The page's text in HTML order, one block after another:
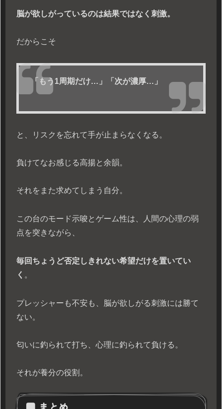
脳が欲しがっているのは結果ではなく刺激。
だからこそ
「もう1周期だけ…」「次が濃厚…」
と、リスクを忘れて手が止まらなくなる。
負けてなお感じる高揚と余韻。
それをまた求めてしまう自分。
この台のモード示唆とゲーム性は、人間の心理の弱
点を突きながら、
毎回ちょうど否定しきれない希望だけを置いてい
く 。
プレッシャーも不安も、脳が欲しがる刺激には勝て
ない。
匂いに釣られて打ち、心理に釣られて負ける。
それが養分の役割。